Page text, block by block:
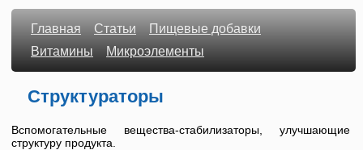
Главная Статьи
Пищевые добавки
Витамины
Микроэлементы
Структураторы
Вспомогательные вещества-стабилизаторы, улучшающие
структуру продукта.